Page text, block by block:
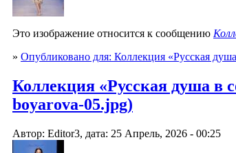
Это изображение относится к сообщению
» Опубликовано для: Коллекция «Русская
Коллекция «Русская душа в
boyarova-05.jpg)
Автор: Editor3, дата: 25 Апрель, 2026 - 00:25